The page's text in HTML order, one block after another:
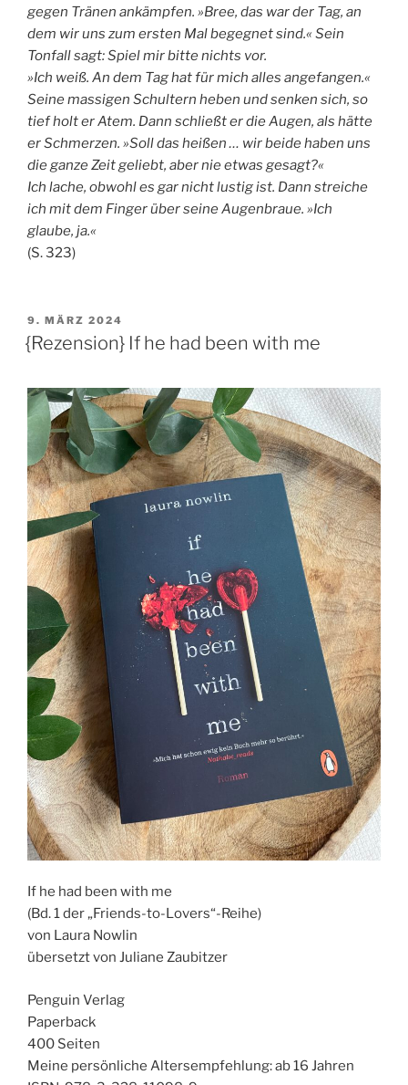
gegen Tränen ankämpfen. »Bree, das war der Tag, an
dem wir uns zum ersten Mal begegnet sind.« Sein
Tonfall sagt: Spiel mir bitte nichts vor.
»Ich weiß. An dem Tag hat für mich alles angefangen.«
Seine massigen Schultern heben und senken sich, so
tief holt er Atem. Dann schließt er die Augen, als hätte
er Schmerzen. »Soll das heißen … wir beide haben uns
die ganze Zeit geliebt, aber nie etwas gesagt?«
Ich lache, obwohl es gar nicht lustig ist. Dann streiche
ich mit dem Finger über seine Augenbraue. »Ich
glaube, ja.«
(S. 323)
VERÖFFENTLICHT
AM
9. MÄRZ 2024
{Rezension} If he had been with me
If he had been with me
(Bd. 1 der „Friends-to-Lovers“-Reihe)
von Laura Nowlin
übersetzt von Juliane Zaubitzer
Penguin Verlag
Paperback
400 Seiten
Meine persönliche Altersempfehlung: ab 16 Jahren